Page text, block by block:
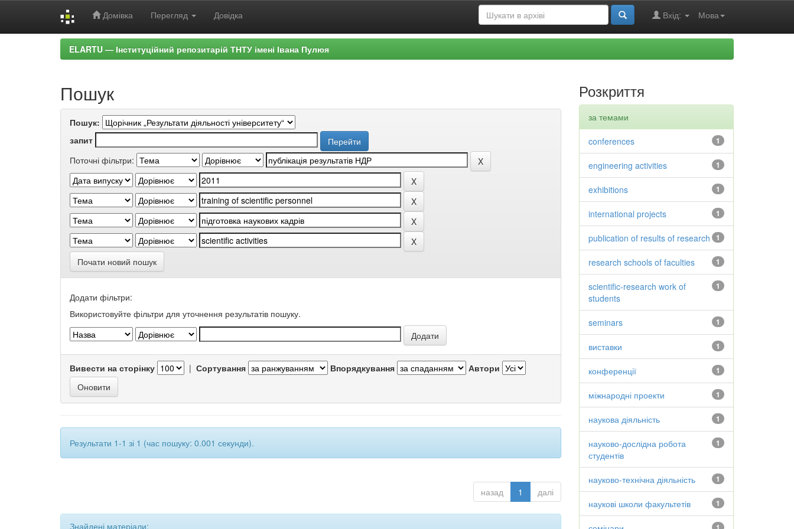
Домівка Перегляд Довідка Мова
Вхід:
ELARTU — Інституційний репозитарій ТНТУ імені Івана Пулюя
Пошук
Пошук:
запит
Поточні фільтри:
Почати новий пошук
Додати фільтри:
Використовуйте фільтри для уточнення результатів пошуку.
Вивести на сторінку | Сортування Впорядкування Автори
Результати 1-1 зі 1 (час пошуку: 0.001 секунди).
назад 1 далі
Знайдені матеріали:
Розкриття
за темами
1
conferences
1
engineering activities
1
exhibitions
1
international projects
1
publication of results of research
1
research schools of faculties
1
scientific-research work of
students
1
seminars
1
виставки
1
конференції
1
міжнародні проекти
1
наукова діяльність
1
науково-дослідна робота
студентів
1
науково-технічна діяльність
1
наукові школи факультетів